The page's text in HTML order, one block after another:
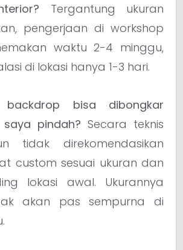
Tergantung ukuran
pengerjaan di workshop
waktu 2-4 minggu,
di lokasi hanya 1-3 hari.
bisa dibongkar
pindah? Secara teknis
tidak direkomendasikan
custom sesuai ukuran dan
lokasi awal. Ukurannya
akan pas sempurna di